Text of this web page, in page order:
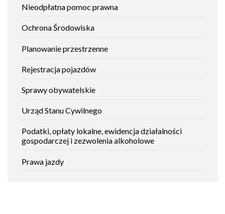
Nieodpłatna pomoc prawna
Ochrona Środowiska
Planowanie przestrzenne
Rejestracja pojazdów
Sprawy obywatelskie
Urząd Stanu Cywilnego
Podatki, opłaty lokalne, ewidencja działalności
gospodarczej i zezwolenia alkoholowe
Prawa jazdy